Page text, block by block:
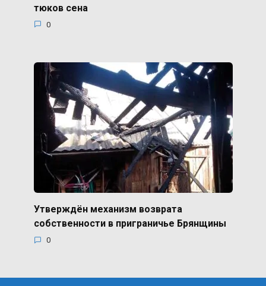
тюков сена
0
Утверждён механизм возврата
собственности в приграничье Брянщины
0